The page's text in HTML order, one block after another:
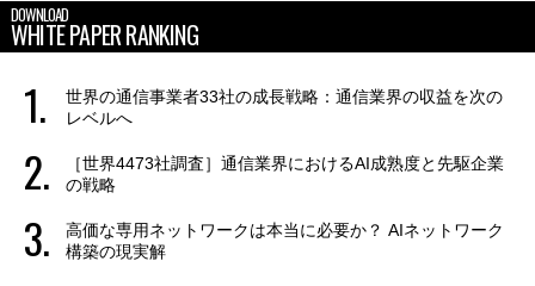
DOWNLOAD
WHITE PAPER RANKING
世界の通信事業者33社の成長戦略：通信業界の収益を次の
レベルへ
［世界4473社調査］通信業界におけるAI成熟度と先駆企業
の戦略
高価な専用ネットワークは本当に必要か？ AIネットワーク
構築の現実解